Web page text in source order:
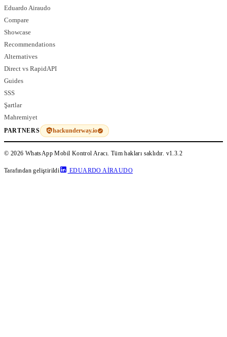
Eduardo Airaudo
Compare
Showcase
Recommendations
Alternatives
Direct vs RapidAPI
Guides
SSS
Şartlar
Mahremiyet
PARTNERS hackunderway.io
© 2026 WhatsApp Mobil Kontrol Aracı. Tüm hakları saklıdır. v1.3.2
Tarafından geliştirildi EDUARDO AIRAUDO